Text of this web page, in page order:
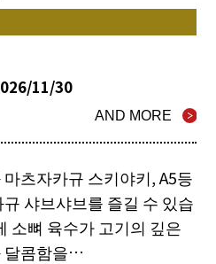
11/30
AND MORE
츠자카규 스키야키, A5등
샤브샤브를 즐길 수 있습
소뼈 육수가 고기의 깊은
달콤함을…